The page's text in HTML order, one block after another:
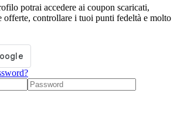
potrai accedere ai coupon scaricati,
offerte, controllare i tuoi punti fedeltà e molto